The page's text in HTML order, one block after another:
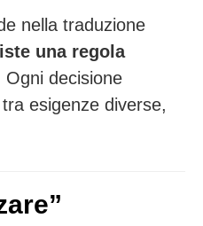
nella traduzione
una regola
Ogni decisione
esigenze diverse,